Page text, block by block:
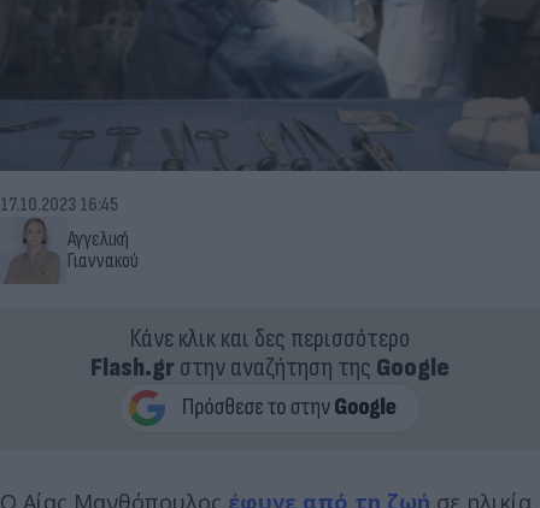
Αγγελική
Γιαννακού
17.10.2023 16:45
Κάνε κλικ και δες περισσότερο
Flash.grστην αναζήτηση της Google
Ο Αίας Μανθόπουλος έφυγε από τη ζωή σε ηλικία